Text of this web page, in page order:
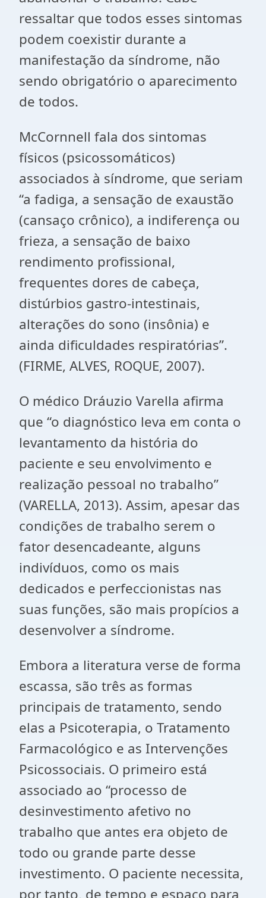
ressaltar que todos esses sintomas
podem coexistir durante a
manifestação da síndrome, não
sendo obrigatório o aparecimento
de todos.
McCornnell fala dos sintomas
físicos (psicossomáticos)
associados à síndrome, que seriam
“a fadiga, a sensação de exaustão
(cansaço crônico), a indiferença ou
frieza, a sensação de baixo
rendimento profissional,
frequentes dores de cabeça,
distúrbios gastro-intestinais,
alterações do sono (insônia) e
ainda dificuldades respiratórias”.
(FIRME, ALVES, ROQUE, 2007).
O médico Dráuzio Varella afirma
que “o diagnóstico leva em conta o
levantamento da história do
paciente e seu envolvimento e
realização pessoal no trabalho”
(VARELLA, 2013). Assim, apesar das
condições de trabalho serem o
fator desencadeante, alguns
indivíduos, como os mais
dedicados e perfeccionistas nas
suas funções, são mais propícios a
desenvolver a síndrome.
Embora a literatura verse de forma
escassa, são três as formas
principais de tratamento, sendo
elas a Psicoterapia, o Tratamento
Farmacológico e as Intervenções
Psicossociais. O primeiro está
associado ao “processo de
desinvestimento afetivo no
trabalho que antes era objeto de
todo ou grande parte desse
investimento. O paciente necessita,
por tanto, de tempo e espaço para